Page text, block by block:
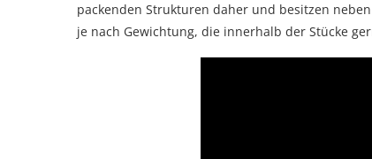
packenden Strukturen daher und besitzen
je nach Gewichtung, die innerhalb der Stücke